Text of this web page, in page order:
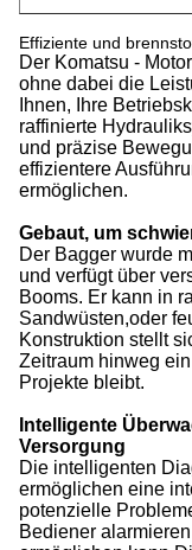
Effiziente und
Der Komatsu -
ohne dabei die
Ihnen, Ihre
raffinierte
und präzise
effizientere
ermöglichen.
Gebaut, um
Der Bagger wurde
und verfügt über
Booms. Er kann in
Sandwüsten,oder
Konstruktion stellt
Zeitraum hinweg
Projekte bleibt.
Intelligente
Versorgung
Die intelligenten
ermöglichen eine
potenzielle
Bediener